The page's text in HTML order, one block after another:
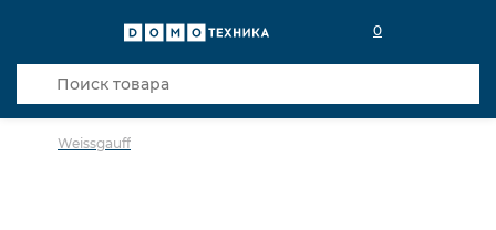
0
Weissgauff